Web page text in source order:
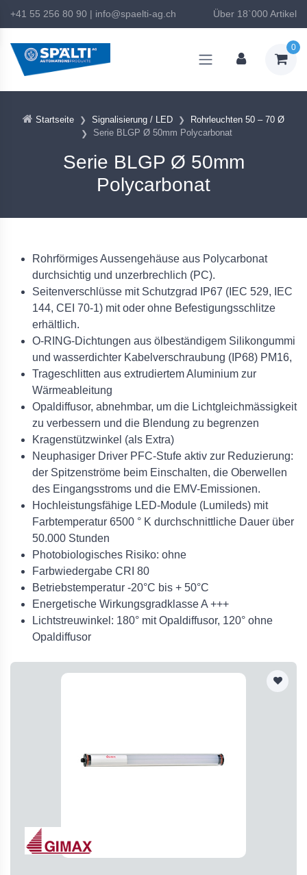
+41 55 256 80 90 | info@spaelti-ag.ch Über 18`000 Artikel
0
Startseite Signalisierung / LED
Rohrleuchten 50 – 70 Ø
Serie BLGP Ø 50mm Polycarbonat
Serie BLGP Ø 50mm
Polycarbonat
Rohrförmiges Aussengehäuse aus Polycarbonat
durchsichtig und unzerbrechlich (PC).
Seitenverschlüsse mit Schutzgrad IP67 (IEC 529, IEC
144, CEI 70-1) mit oder ohne Befestigungsschlitze
erhältlich.
O-RING-Dichtungen aus ölbeständigem Silikongummi
und wasserdichter Kabelverschraubung (IP68) PM16,
Trageschlitten aus extrudiertem Aluminium zur
Wärmeableitung
Opaldiffusor, abnehmbar, um die Lichtgleichmässigkeit
zu verbessern und die Blendung zu begrenzen
Kragenstützwinkel (als Extra)
Neuphasiger Driver PFC-Stufe aktiv zur Reduzierung:
der Spitzenströme beim Einschalten, die Oberwellen
des Eingangsstroms und die EMV-Emissionen.
Hochleistungsfähige LED-Module (Lumileds) mit
Farbtemperatur 6500 ° K durchschnittliche Dauer über
50.000 Stunden
Photobiologisches Risiko: ohne
Farbwiedergabe CRI 80
Betriebstemperatur -20°C bis + 50°C
Energetische Wirkungsgradklasse A +++
Lichtstreuwinkel: 180° mit Opaldiffusor, 120° ohne
Opaldiffusor